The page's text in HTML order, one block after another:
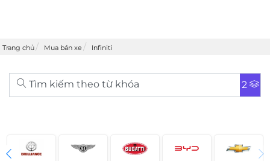
Trang chủ Mua bán xe Infiniti
Tìm kiếm theo từ khóa 2